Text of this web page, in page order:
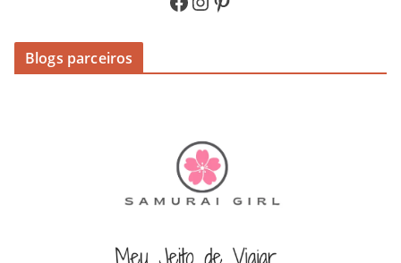
Blogs parceiros